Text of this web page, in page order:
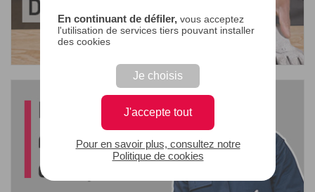
En continuant de défiler,vous acceptez
l'utilisation de services tiers pouvant installer
des cookies
Je choisis
J'accepte tout
Pour en savoir plus, consultez notre
Politique de cookies